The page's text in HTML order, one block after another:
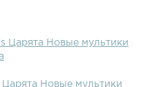
Царята Новые мультики
Новые мультики